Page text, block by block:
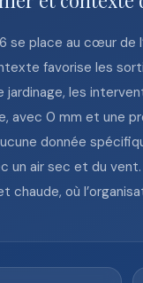
se place au cœur de
favorise les
jardinage, les
avec 0 mm et une
donnée
air sec et du vent.
chaude, où